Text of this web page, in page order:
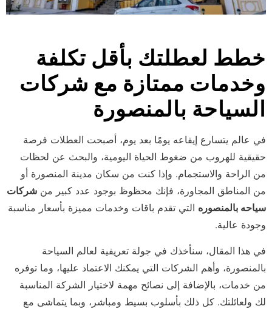
خطط لعطلتك بأقل تكلفة
وخدمات ممتازة مع شركات
السياحة بالمنصورة
في عالم يتسارع إيقاعه يومًا بعد يوم، أصبحت العطلات فرصة
حقيقية للهروب من ضغوط الحياة اليومية، والبحث عن لحظات
من الراحة والاستجمام. وإذا كنت من سكان مدينة المنصورة أو
من المناطق المجاورة، فإنك محظوظ بوجود عدد كبير من شركات
سياحه بالمنصوره التي تقدم باقات وخدمات مميزة بأسعار مناسبة
وجودة عالية.
في هذا المقال، سنأخذك في جولة تعريفية لعالم السياحة
بالمنصورة، وأهم الشركات التي يمكنك الاعتماد عليها، وما توفره
من خدمات، بالإضافة إلى نصائح مهمة لاختيار الشركة المناسبة
لك ولعائلتك. كل ذلك بأسلوب بسيط ومباشر، وبما يتماشى مع